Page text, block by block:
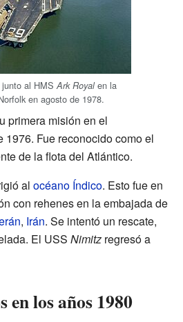
al HMS Ark Royalen la
en agosto de 1978.
primera misión en el
1976. Fue reconocido como el
de la flota del Atlántico.
al océano Índico. Esto fue en
con rehenes en la embajada de
, Irán. Se intentó un rescate,
El USS Nimitz regresó a
en los años 1980